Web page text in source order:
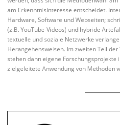
am Erkenntnisinteresse entscheidet.
Hardware, Software und Webseiten;
(z.B. YouTube-Videos) und hybride
textuelle und soziale Netzwerke
Herangehensweisen. Im zweiten Teil
stehen dann eigene Forschungsprojekte
zielgeleitete Anwendung von Methoden